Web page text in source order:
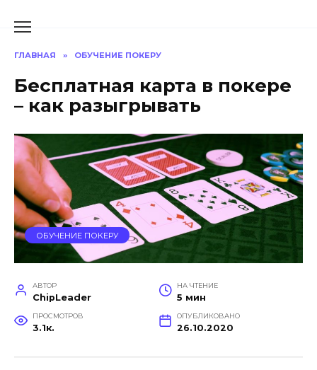
ГЛАВНАЯ » ОБУЧЕНИЕ ПОКЕРУ
Бесплатная карта в покере
– как разыгрывать
ОБУЧЕНИЕ ПОКЕРУ
АВТОР
ChipLeader
НА ЧТЕНИЕ
5 мин
ПРОСМОТРОВ
3.1к.
ОПУБЛИКОВАНО
26.10.2020